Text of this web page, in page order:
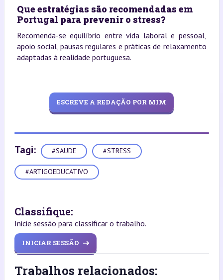
Que estratégias são recomendadas em
Portugal para prevenir o stress?
Recomenda-se equilíbrio entre vida laboral e pessoal,
apoio social, pausas regulares e práticas de relaxamento
adaptadas à realidade portuguesa.
ESCREVE A REDAÇÃO POR MIM
Tagi: #SAUDE #STRESS
#ARTIGOEDUCATIVO
Classifique:
Inicie sessão para classificar o trabalho.
INICIAR SESSÃO
Trabalhos relacionados: